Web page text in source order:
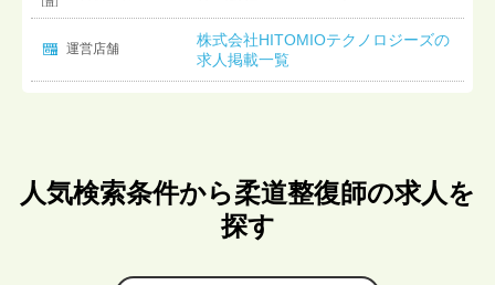
運営店舗
株式会社HITOMIOテクノロジーズの
求人掲載一覧
人気検索条件から柔道整復師の求人を
探す